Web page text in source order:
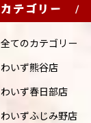
カテゴリー
全てのカテゴリー
わいず熊谷店
わいず春日部店
わいずふじみ野店